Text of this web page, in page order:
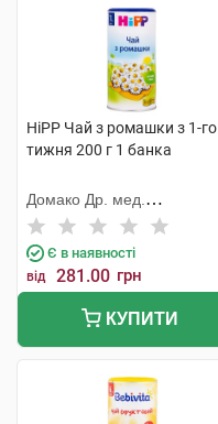
HiPP Чай з ромашки з 1-го
тижня 200 г 1 банка
Домако Др. мед.
Ауфдермаур АГ
Є в наявності
від 281.00 грн
КУПИТИ